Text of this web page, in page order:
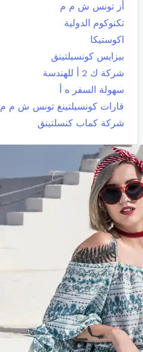
أز تونس ش م م
تكنوكوم الدولية
اكوستيكا
بيزايس كونسيلتينق
شركة ك 2 أ للهندسة
سهولة السفر ه أ
قارات كونسيلتينغ تونس ش م م
شركة كماب كنسلتينق